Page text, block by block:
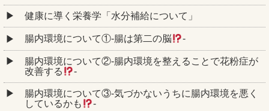
健康に導く栄養学「水分補給について」
腸内環境について①‐腸は第二の脳 ‐
腸内環境について②‐腸内環境を整えることで花粉症が
改善する
‐
腸内環境について③‐気づかないうちに腸内環境を悪く
しているかも
‐